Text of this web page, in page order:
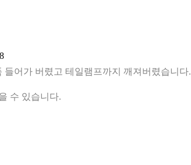
어가 버렸고 테일램프까지 깨져버렸습니다.
수 있습니다.